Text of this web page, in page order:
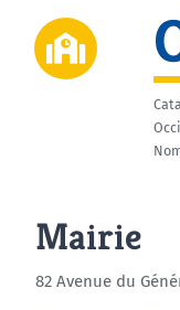
Mairie
82 Avenue du